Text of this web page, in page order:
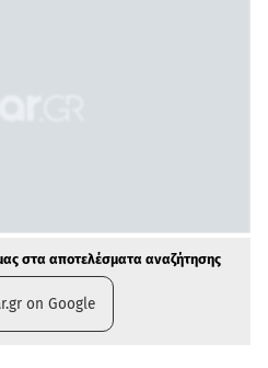
στα αποτελέσματα αναζήτησης
on Google